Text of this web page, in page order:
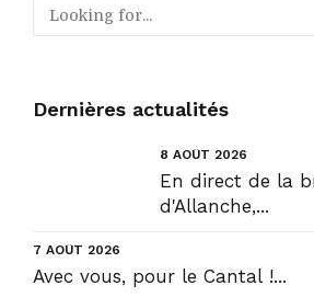
Dernières actualités
8 AOÛT 2026
En direct de la
d'Allanche,...
7 AOÛT 2026
Avec vous, pour le Cantal !...